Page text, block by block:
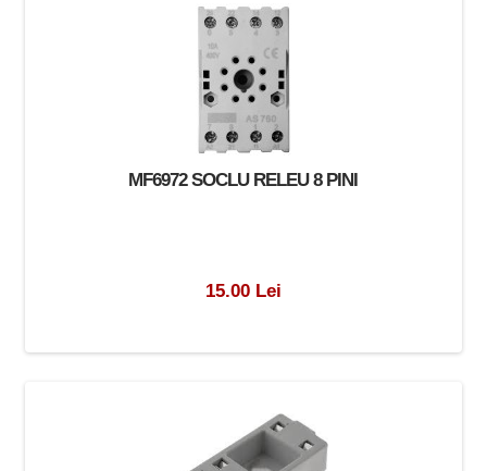
MF6972 SOCLU RELEU 8 PINI
15.00 Lei